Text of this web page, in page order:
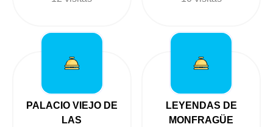
PALACIO VIEJO DE
LAS
LEYENDAS DE
MONFRAGÜE